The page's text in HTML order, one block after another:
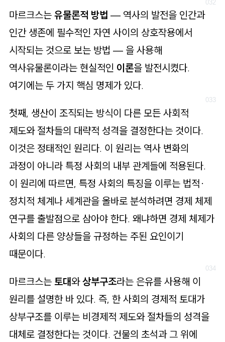
마르크스는 유물론적 방법 — 역사의 발전을 인간과
인간 생존에 필수적인 자연 사이의 상호작용에서
시작되는 것으로 보는 방법 — 을 사용해
역사유물론이라는 현실적인 이론을 발전시켰다.
여기에는 두 가지 핵심 명제가 있다.
첫째, 생산이 조직되는 방식이 다른 모든 사회적
제도와 절차들의 대략적 성격을 결정한다는 것이다.
이것은 정태적인 원리다. 이 원리는 역사 변화의
과정이 아니라 특정 사회의 내부 관계들에 적용된다.
이 원리에 따르면, 특정 사회의 특징을 이루는 법적·
정치적 체계나 세계관을 올바로 분석하려면 경제 체제
연구를 출발점으로 삼아야 한다. 왜냐하면 경제 체제가
사회의 다른 양상들을 규정하는 주된 요인이기
때문이다.
마르크스는 토대와상부구조라는 은유를 사용해 이
원리를 설명한 바 있다. 즉, 한 사회의 경제적 토대가
상부구조를 이루는 비경제적 제도와 절차들의 성격을
대체로 결정한다는 것이다. 건물의 초석과 그 위에